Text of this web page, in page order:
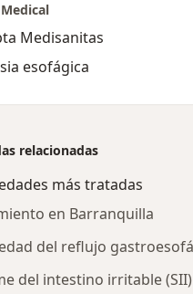
Medisanitas
esofágica
relacionadas
más tratadas
en Barranquilla
del reflujo
del intestino irritable